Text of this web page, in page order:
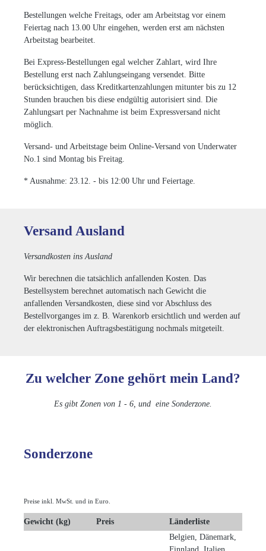
Bestellungen welche Freitags, oder am Arbeitstag vor einem
Feiertag nach 13.00 Uhr eingehen, werden erst am nächsten
Arbeitstag bearbeitet.
Bei Express-Bestellungen egal welcher Zahlart, wird Ihre
Bestellung erst nach Zahlungseingang versendet. Bitte
berücksichtigen, dass Kreditkartenzahlungen mitunter bis zu 12
Stunden brauchen bis diese endgültig autorisiert sind. Die
Zahlungsart per Nachnahme ist beim Expressversand nicht
möglich.
Versand- und Arbeitstage beim Online-Versand von Underwater
No.1 sind Montag bis Freitag.
* Ausnahme: 23.12. - bis 12:00 Uhr und Feiertage.
Versand Ausland
Versandkosten ins Ausland
Wir berechnen die tatsächlich anfallenden Kosten. Das
Bestellsystem berechnet automatisch nach Gewicht die
anfallenden Versandkosten, diese sind vor Abschluss des
Bestellvorganges im z. B. Warenkorb ersichtlich und werden auf
der elektronischen Auftragsbestätigung nochmals mitgeteilt.
Zu welcher Zone gehört mein Land?
Es gibt Zonen von 1 - 6, und eine Sonderzone.
Sonderzone
Preise inkl. MwSt. und in Euro.
Gewicht (kg) Preis
Länderliste
Belgien, Dänemark,